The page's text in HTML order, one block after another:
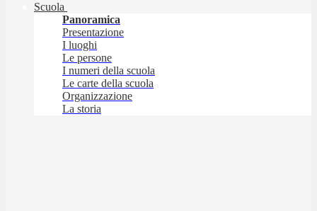
Scuola
Panoramica
Presentazione
I luoghi
Le persone
I numeri della scuola
Le carte della scuola
Organizzazione
La storia